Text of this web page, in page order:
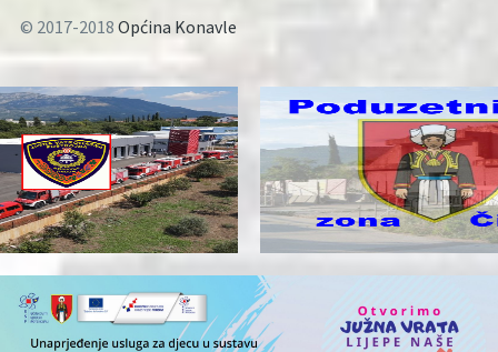
© 2017-2018 Općina Konavle